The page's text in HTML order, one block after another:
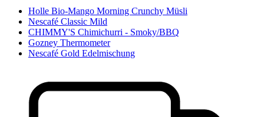
Holle Bio-Mango Morning Crunchy Müsli
Nescafé Classic Mild
CHIMMY'S Chimichurri - Smoky/BBQ
Gozney Thermometer
Nescafé Gold Edelmischung